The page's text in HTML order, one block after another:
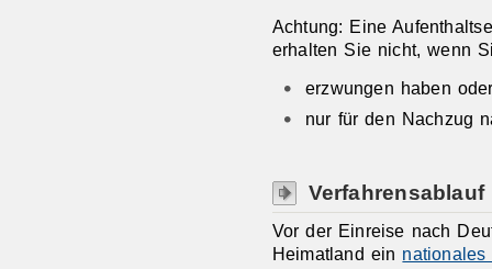
Achtung: Eine
erhalten Sie nicht, wenn
erzwungen haben
nur für den Nachzug
Verfahrensablauf
Vor der Einreise nach
Heimatland ein nationales